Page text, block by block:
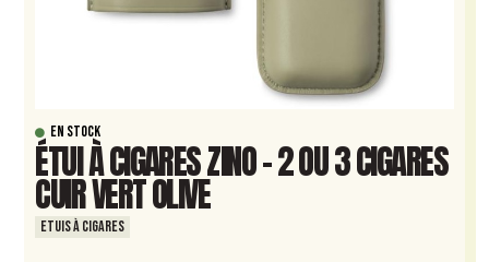
EN STOCK
ÉTUI À CIGARES ZINO – 2 OU 3 CIGARES
CUIR VERT OLIVE
ETUIS À CIGARES